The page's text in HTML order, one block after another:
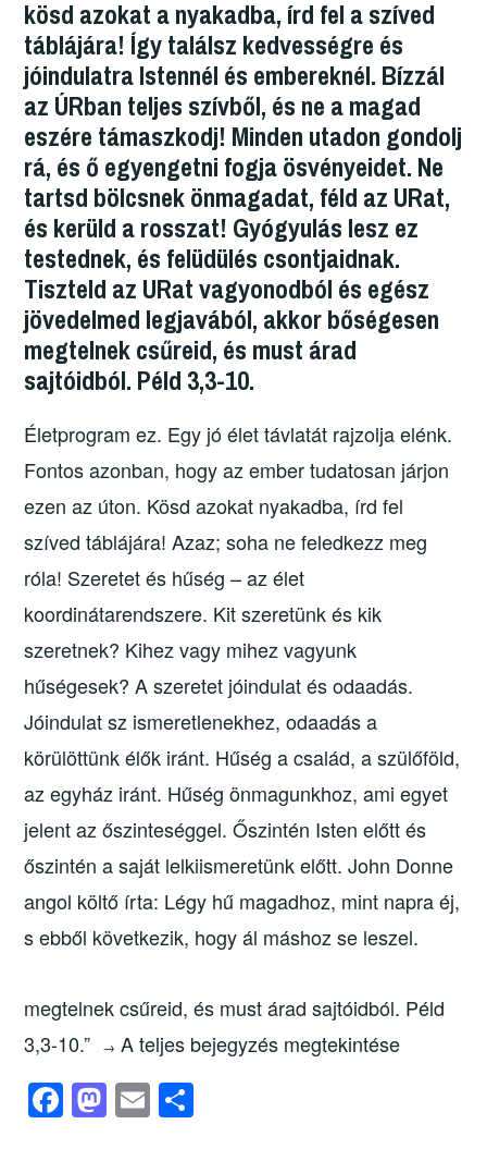
o
o
k
o
n
e
g
kösd azokat a nyakadba, írd fel a szíved
táblájára! Így találsz kedvességre és
jóindulatra Istennél és embereknél. Bízzál
az ÚRban teljes szívből, és ne a magad
eszére támaszkodj! Minden utadon gondolj
rá, és ő egyengetni fogja ösvényeidet. Ne
tartsd bölcsnek önmagadat, féld az URat,
és kerüld a rosszat! Gyógyulás lesz ez
testednek, és felüdülés csontjaidnak.
Tiszteld az URat vagyonodból és egész
jövedelmed legjavából, akkor bőségesen
megtelnek csűreid, és must árad
sajtóidból. Péld 3,3-10.
Életprogram ez. Egy jó élet távlatát rajzolja elénk.
Fontos azonban, hogy az ember tudatosan járjon
ezen az úton. Kösd azokat nyakadba, írd fel
szíved táblájára! Azaz; soha ne feledkezz meg
róla! Szeretet és hűség – az élet
koordinátarendszere. Kit szeretünk és kik
szeretnek? Kihez vagy mihez vagyunk
hűségesek? A szeretet jóindulat és odaadás.
Jóindulat sz ismeretlenekhez, odaadás a
körülöttünk élők iránt. Hűség a család, a szülőföld,
az egyház iránt. Hűség önmagunkhoz, ami egyet
jelent az őszinteséggel. Őszintén Isten előtt és
őszintén a saját lelkiismeretünk előtt. John Donne
angol költő írta: Légy hű magadhoz, mint napra éj,
s ebből következik, hogy ál máshoz se leszel.
megtelnek csűreid, és must árad sajtóidból. Péld
3,3-10.”
→ A teljes bejegyzés megtekintése
F
a
M
a
E
m